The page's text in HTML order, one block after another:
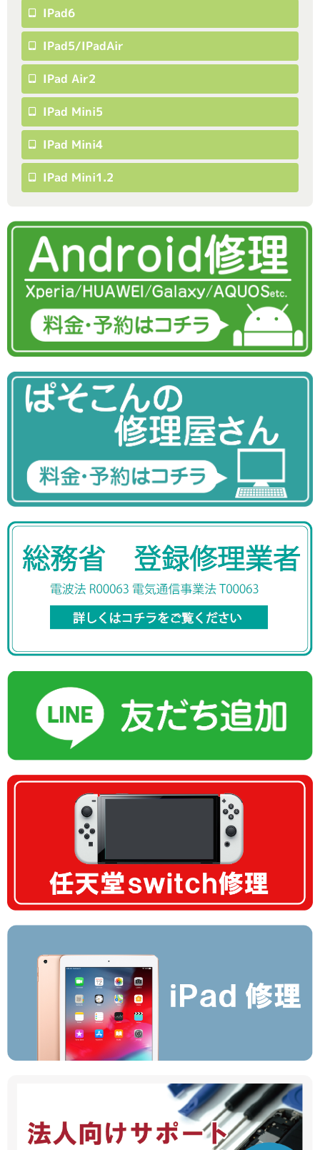
IPad6
IPad5/iPadAir
IPad Air2
IPad Mini5
IPad Mini4
IPad Mini1.2